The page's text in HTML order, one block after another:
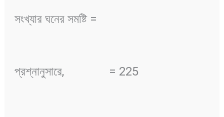
সংখ্যার ঘনের সমষ্টি =
প্রশ্নানুসারে, = 225